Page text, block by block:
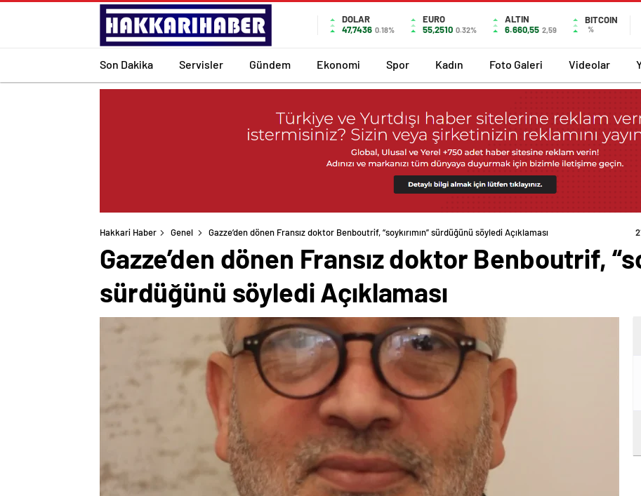
DOLAR
47,7436 0.18%
EURO
55,2510 0.32%
ALTIN
6.660,55 2,59
BITCOIN
%
Son Dakika Servisler Gündem Ekonomi Spor Kadın Foto Galeri Videolar
Hakkari Haber Genel Gazze’den dönen Fransız doktor Benboutrif, “soykırımın” sürdüğünü söyledi Açıklaması
Gazze’den dönen Fransız doktor Benboutrif,
sürdüğünü söyledi Açıklaması